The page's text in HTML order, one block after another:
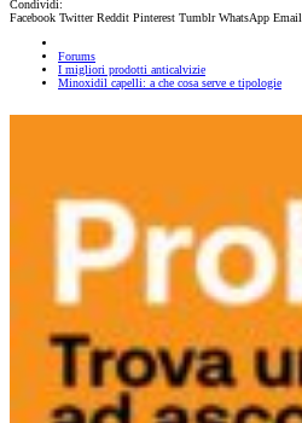
Condividi:
Facebook Twitter Reddit Pinterest Tumblr WhatsApp Email
Forums
I migliori prodotti anticalvizie
Minoxidil capelli: a che cosa serve e tipologie